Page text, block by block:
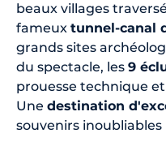
beaux villages
fameux tunnel-canal
grands sites
du spectacle, les 9
prouesse technique
Une destination
souvenirs inoubliables